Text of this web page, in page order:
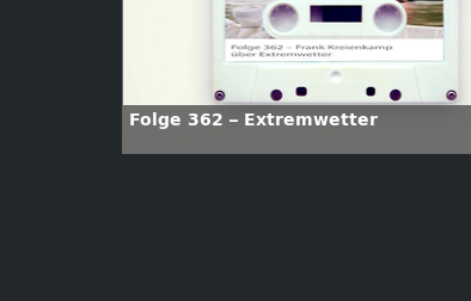
Folge 362 – Extremwetter